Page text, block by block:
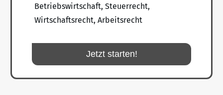
Betriebswirtschaft, Steuerrecht,
Wirtschaftsrecht, Arbeitsrecht
Jetzt starten!